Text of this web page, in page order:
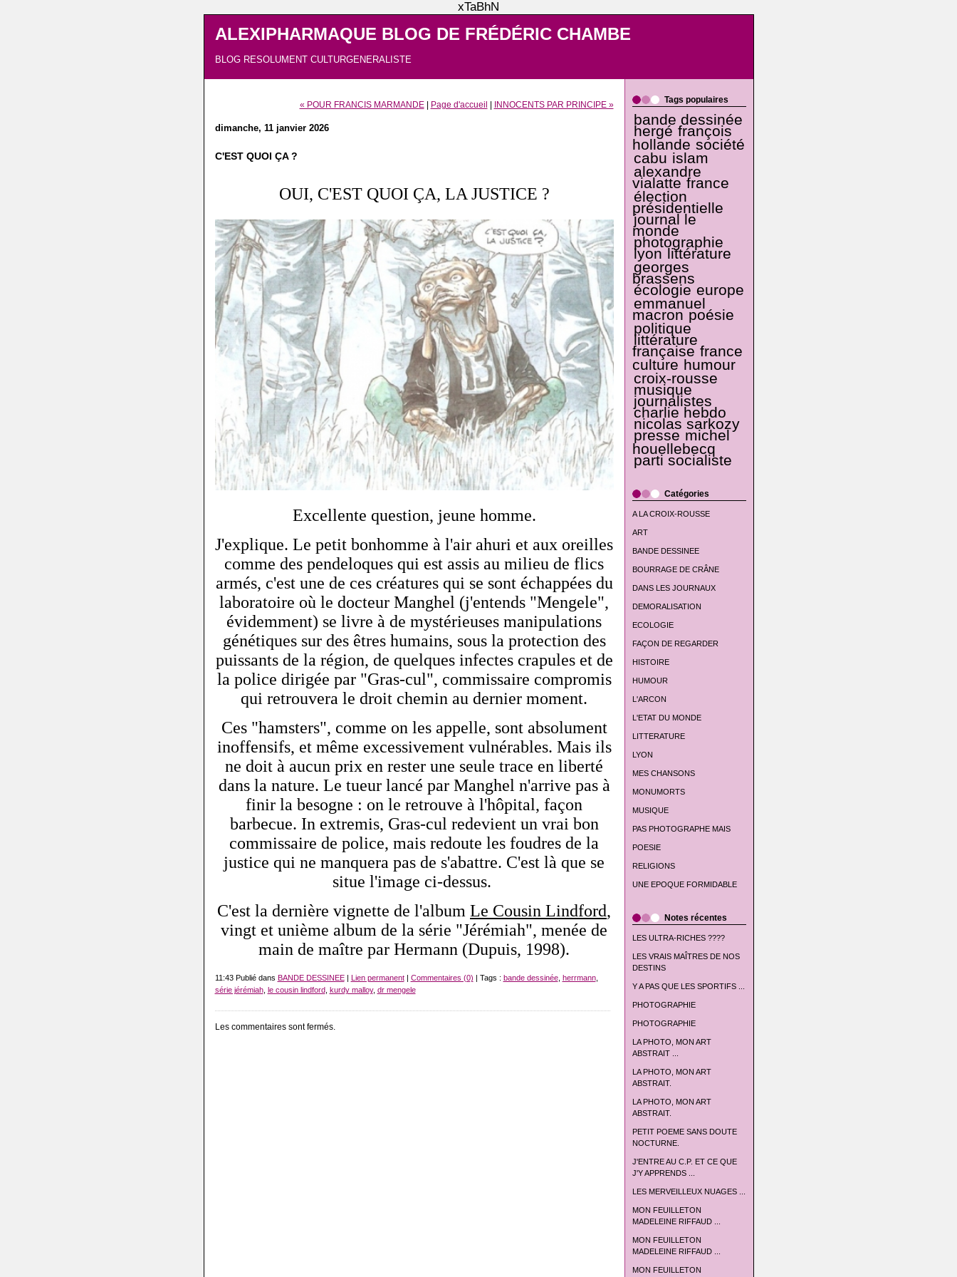
xTaBhN
ALEXIPHARMAQUE BLOG DE FRÉDÉRIC CHAMBE
BLOG RESOLUMENT CULTURGENERALISTE
Tags populaires
bande dessinée
hergé françois
hollande société
cabu islam
alexandre
vialatte france
élection
présidentielle
journal le
monde
photographie
lyon littérature
georges
brassens
écologie europe
emmanuel
macron poésie
politique
littérature
française france
culture humour
croix-rousse
musique
journalistes
charlie hebdo
nicolas sarkozy
presse michel
houellebecq
parti socialiste
Catégories
A LA CROIX-ROUSSE
ART
BANDE DESSINEE
BOURRAGE DE CRÂNE
DANS LES JOURNAUX
DEMORALISATION
ECOLOGIE
FAÇON DE REGARDER
HISTOIRE
HUMOUR
L'ARCON
L'ETAT DU MONDE
LITTERATURE
LYON
MES CHANSONS
MONUMORTS
MUSIQUE
PAS PHOTOGRAPHE MAIS
POESIE
RELIGIONS
UNE EPOQUE FORMIDABLE
Notes récentes
LES ULTRA-RICHES ????
LES VRAIS MAÎTRES DE NOS
DESTINS
Y A PAS QUE LES SPORTIFS ...
PHOTOGRAPHIE
PHOTOGRAPHIE
LA PHOTO, MON ART
ABSTRAIT ...
LA PHOTO, MON ART
ABSTRAIT.
LA PHOTO, MON ART
ABSTRAIT.
PETIT POEME SANS DOUTE
NOCTURNE.
J'ENTRE AU C.P. ET CE QUE
J'Y APPRENDS ...
LES MERVEILLEUX NUAGES ...
MON FEUILLETON
MADELEINE RIFFAUD ...
MON FEUILLETON
MADELEINE RIFFAUD ...
MON FEUILLETON
« POUR FRANCIS MARMANDE| Page d'accueil | INNOCENTS PAR PRINCIPE »
dimanche, 11 janvier 2026
C'EST QUOI ÇA ?
OUI, C'EST QUOI ÇA, LA JUSTICE ?
Excellente question, jeune homme.
J'explique. Le petit bonhomme à l'air ahuri et aux oreilles
comme des pendeloques qui est assis au milieu de flics
armés, c'est une de ces créatures qui se sont échappées du
laboratoire où le docteur Manghel (j'entends "Mengele",
évidemment) se livre à de mystérieuses manipulations
génétiques sur des êtres humains, sous la protection des
puissants de la région, de quelques infectes crapules et de
la police dirigée par "Gras-cul", commissaire compromis
qui retrouvera le droit chemin au dernier moment.
Ces "hamsters", comme on les appelle, sont absolument
inoffensifs, et même excessivement vulnérables. Mais ils
ne doit à aucun prix en rester une seule trace en liberté
dans la nature. Le tueur lancé par Manghel n'arrive pas à
finir la besogne : on le retrouve à l'hôpital, façon
barbecue. In extremis, Gras-cul redevient un vrai bon
commissaire de police, mais redoute les foudres de la
justice qui ne manquera pas de s'abattre. C'est là que se
situe l'image ci-dessus.
C'est la dernière vignette de l'album Le Cousin Lindford,
vingt et unième album de la série "Jérémiah", menée de
main de maître par Hermann (Dupuis, 1998).
11:43 Publié dans BANDE DESSINEE| Lien permanent| Commentaires (0) | Tags : bande dessinée, herrmann,
série jérémiah, le cousin lindford, kurdy malloy, dr mengele
Les commentaires sont fermés.